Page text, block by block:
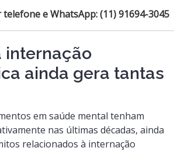
e WhatsApp:(11) 91694-3045
internação
ainda gera tantas
em saúde mental tenham
nas últimas décadas, ainda
relacionados à internação